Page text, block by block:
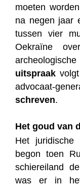
moeten
na negen jaar
tussen vier
Oekraïne
uitspraak
advocaat-
schreven.
Het goud van
Het juridische
begon toen
schiereiland
was er in